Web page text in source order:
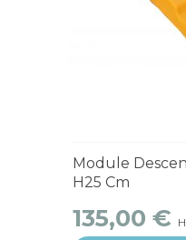
Module
H25 Cm
135,00 €